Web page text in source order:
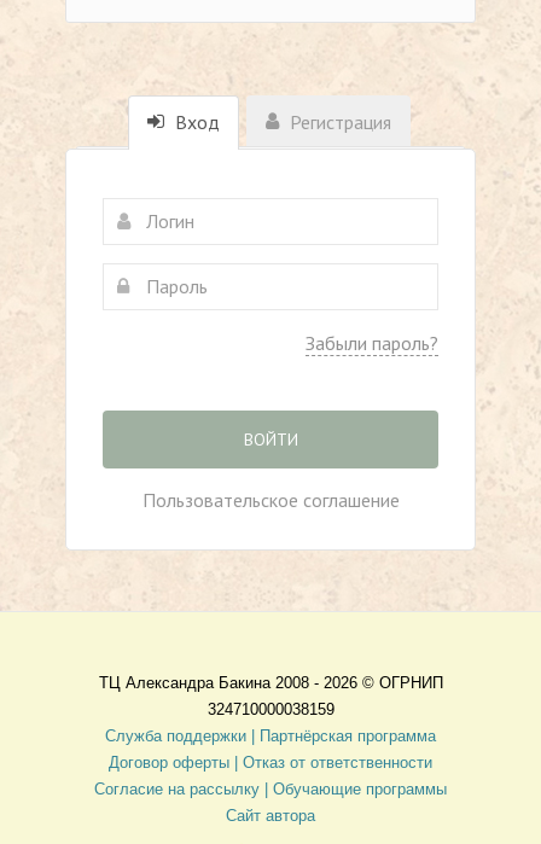
Вход Регистрация
Забыли пароль?
ВОЙТИ
Пользовательское соглашение
ТЦ Александра Бакина 2008 - 2026 © ОГРНИП
324710000038159
Служба поддержки |
Партнёрская программа
Договор оферты
| Отказ от ответственности
Согласие на рассылку | Обучающие программы
Сайт автора